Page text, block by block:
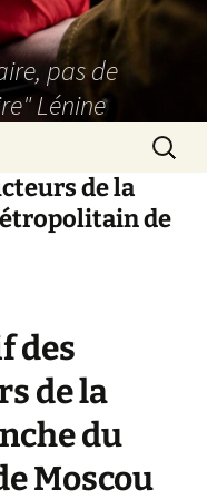
pas de
Lénine
de la
de
des
de la
du
Moscou